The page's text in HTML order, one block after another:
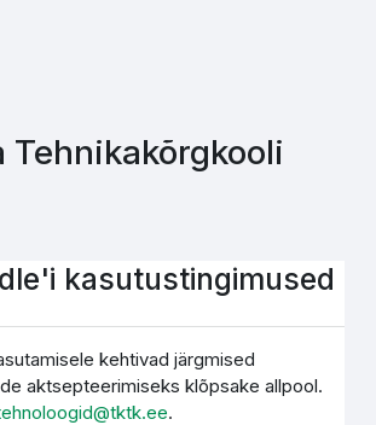
Tehnikakõrgkooli
kasutustingimused
kehtivad järgmised
aktsepteerimiseks klõpsake allpool.
.